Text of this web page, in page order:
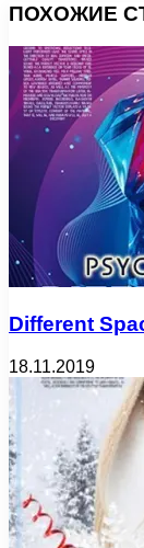
ПОХОЖИЕ
Different
18.11.2019